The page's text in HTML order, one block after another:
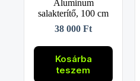
Aluminum
salakterítő, 100 cm
38 000Ft
Kosárba
teszem